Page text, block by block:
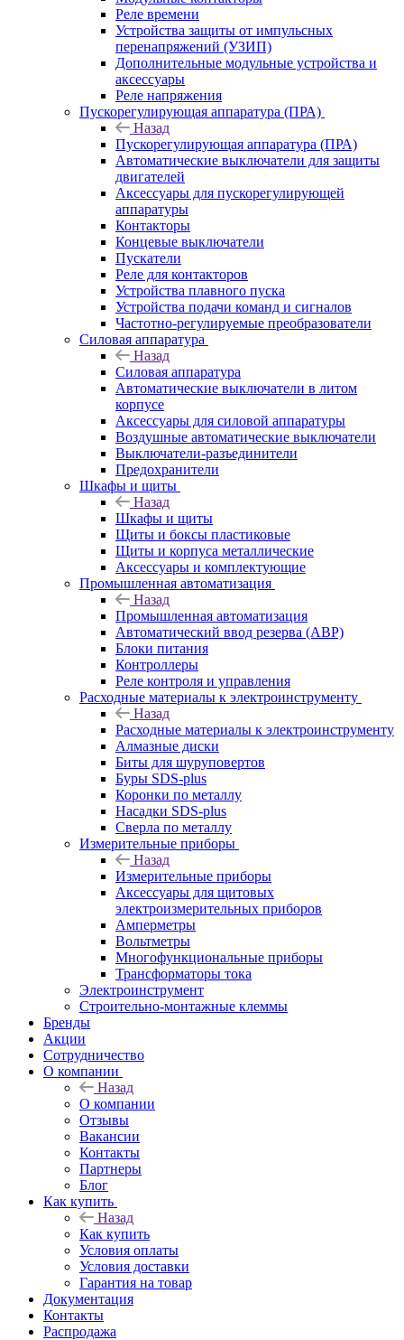
Реле времени
Устройства защиты от импульсных
перенапряжений (УЗИП)
Дополнительные модульные устройства и
аксессуары
Реле напряжения
Пускорегулирующая аппаратура (ПРА)
Назад
Пускорегулирующая аппаратура (ПРА)
Автоматические выключатели для защиты
двигателей
Аксессуары для пускорегулирующей
аппаратуры
Контакторы
Концевые выключатели
Пускатели
Реле для контакторов
Устройства плавного пуска
Устройства подачи команд и сигналов
Частотно-регулируемые преобразователи
Силовая аппаратура
Назад
Силовая аппаратура
Автоматические выключатели в литом
корпусе
Аксессуары для силовой аппаратуры
Воздушные автоматические выключатели
Выключатели-разъединители
Предохранители
Шкафы и щиты
Назад
Шкафы и щиты
Щиты и боксы пластиковые
Щиты и корпуса металлические
Аксессуары и комплектующие
Промышленная автоматизация
Назад
Промышленная автоматизация
Автоматический ввод резерва (АВР)
Блоки питания
Контроллеры
Реле контроля и управления
Расходные материалы к электроинструменту
Назад
Расходные материалы к электроинструменту
Алмазные диски
Биты для шуруповертов
Буры SDS-plus
Коронки по металлу
Насадки SDS-plus
Сверла по металлу
Измерительные приборы
Назад
Измерительные приборы
Аксессуары для щитовых
электроизмерительных приборов
Амперметры
Вольтметры
Многофункциональные приборы
Трансформаторы тока
Электроинструмент
Строительно-монтажные клеммы
Бренды
Акции
Сотрудничество
О компании
Назад
О компании
Отзывы
Вакансии
Контакты
Партнеры
Блог
Как купить
Назад
Как купить
Условия оплаты
Условия доставки
Гарантия на товар
Документация
Контакты
Распродажа